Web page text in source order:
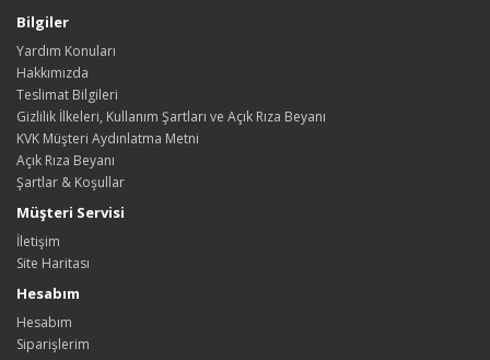
Bilgiler
Yardım Konuları
Hakkımızda
Teslimat Bilgileri
Gizlilik İlkeleri, Kullanım Şartları ve Açık Rıza Beyanı
KVK Müşteri Aydınlatma Metni
Açık Rıza Beyanı
Şartlar & Koşullar
Müşteri Servisi
İletişim
Site Haritası
Hesabım
Hesabım
Siparişlerim